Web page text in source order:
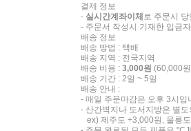
결제 정보
- 실시간계좌이체 로 주문시
- 주문서 작성시 기재한 입금
배송 정보
배송 방법 : 택배
배송 지역 : 전국지역
배송 비용 : 3,000원 (60,000
배송 기간 : 2일 ~ 5일
배송 안내 :
- 매일 주문마감은 오후 3시
- 산간벽지나 도서지방은 별
ex) 제주도 +3,000원, 울릉